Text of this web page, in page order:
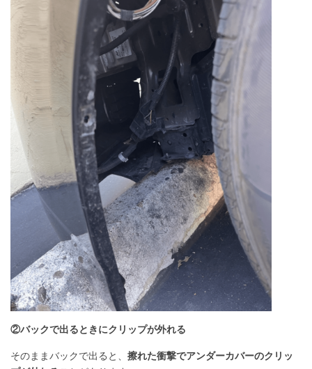
②バックで出るときにクリップが外れる
そのままバックで出ると、 擦れた衝撃でアンダーカバーのクリッ